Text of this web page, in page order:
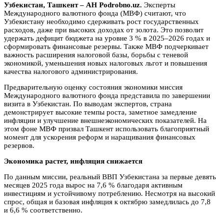
Узбекистан, Ташкент – АН Podrobno.uz. Эксперты
Международного валютного фонда (МВФ) считают, что
Узбекистану необходимо сдерживать рост государственных
расходов, даже при высоких доходах от золота. Это позволит
удержать дефицит бюджета на уровне 3 % в 2025–2026 годах и
сформировать финансовые резервы. Также МВФ подчеркивает
важность расширения налоговой базы, борьбы с теневой
экономикой, уменьшения новых налоговых льгот и повышения
качества налогового администрирования.
Предварительную оценку состояния экономики миссия
Международного валютного фонда представила по завершении
визита в Узбекистан. По выводам экспертов, страна
демонстрирует высокие темпы роста, заметное замедление
инфляции и улучшение внешнеэкономических показателей. На
этом фоне МВФ призвал Ташкент использовать благоприятный
момент для ускорения реформ и наращивания финансовых
резервов.
Экономика растет, инфляция снижается
По данным миссии, реальный ВВП Узбекистана за первые девять
месяцев 2025 года вырос на 7,6 % благодаря активным
инвестициям и устойчивому потреблению. Несмотря на высокий
спрос, общая и базовая инфляция к октябрю замедлилась до 7,8
и 6,6 % соответственно.